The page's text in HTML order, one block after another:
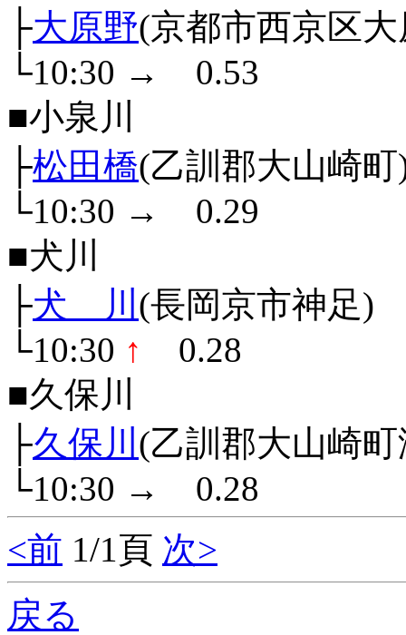
├大原野(京都市西京区
└10:30 →
0.53
■小泉川
├松田橋(乙訓郡大山崎町
└10:30 →
0.29
■犬川
├犬 川 (長岡京市神足)
└10:30 ↑
0.28
■久保川
├久保川 (乙訓郡大山崎
└10:30 →
0.28
<前 1/1頁 次>
戻る